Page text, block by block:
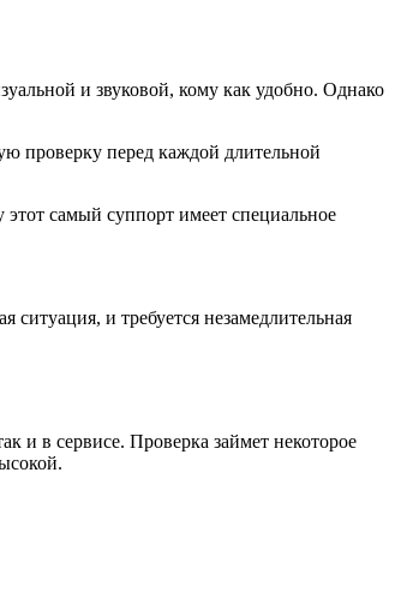
и звуковой, кому как удобно. Однако
проверку перед каждой длительной
самый суппорт имеет специальное
и требуется незамедлительная
и в сервисе. Проверка займет некоторое